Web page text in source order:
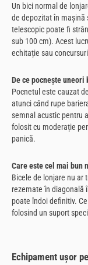
Un bici normal de
de depozitat în mașină
telescopic poate fi
sub 100 cm). Acest
echitație sau
De ce pocnește
Pocnetul este cauzat
atunci când rupe
semnal acustic pentru
folosit cu moderație
panică.
Care este cel mai bun
Bicele de lonjare nu ar
rezemate în diagonală
poate îndoi definitiv.
folosind un suport
Echipament ușor